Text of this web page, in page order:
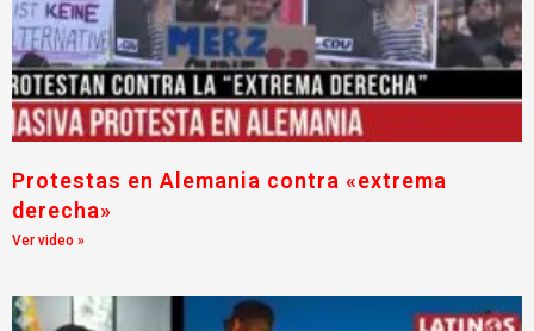
Protestas en Alemania contra «extrema
derecha»
Ver video »